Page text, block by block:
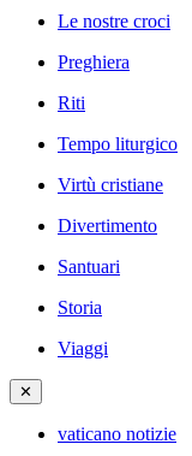
Le nostre croci
Preghiera
Riti
Tempo liturgico
Virtù cristiane
Divertimento
Santuari
Storia
Viaggi
✕
vaticano notizie